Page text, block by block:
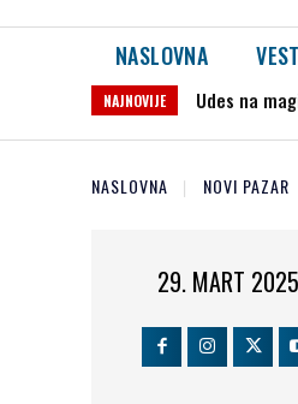
NASLOVNA
NAJNOVIJE Udes na
Ryanair
NASLOVNA NOVI PAZAR
29. MART